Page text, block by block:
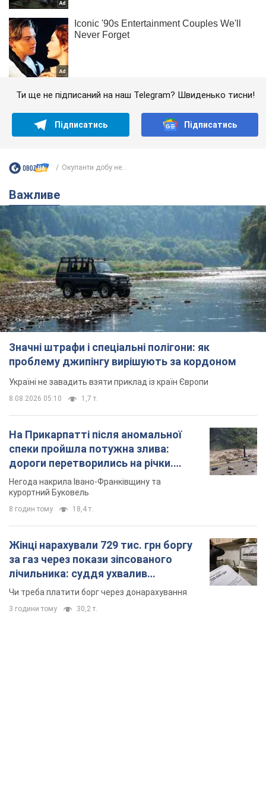
Ти ще не підписаний на наш Telegram? Швиденько тисни!
Підписатись Підписатись
Окупанти добу не...
Важливе
Значні штрафи і спеціальні полігони: як
проблему джипінгу вирішують за кордоном
Україні не завадить взяти приклад із країн Європи
8.08.2026 05:10 1,7 т.
На Прикарпатті після аномальної
спеки пройшла потужна злива:
дороги перетворились на річки.
Відео
Негода накрила Івано-Франківщину та
курортний Буковель
8 годин тому 18,4 т.
Жінці нарахували 729 тис. грн боргу
за газ через покази зіпсованого
лічильника: суддя ухвалив
неочікуване рішення
Чи треба платити борг через донарахування
3 години тому 30,2 т.